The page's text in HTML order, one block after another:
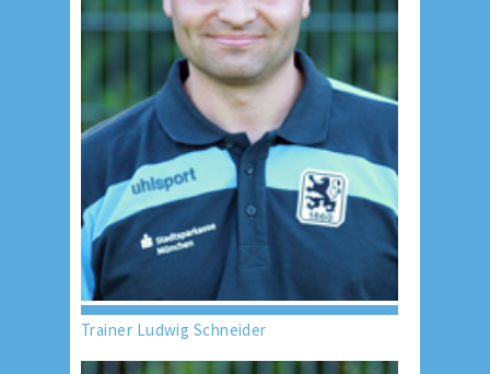
Trainer Ludwig Schneider